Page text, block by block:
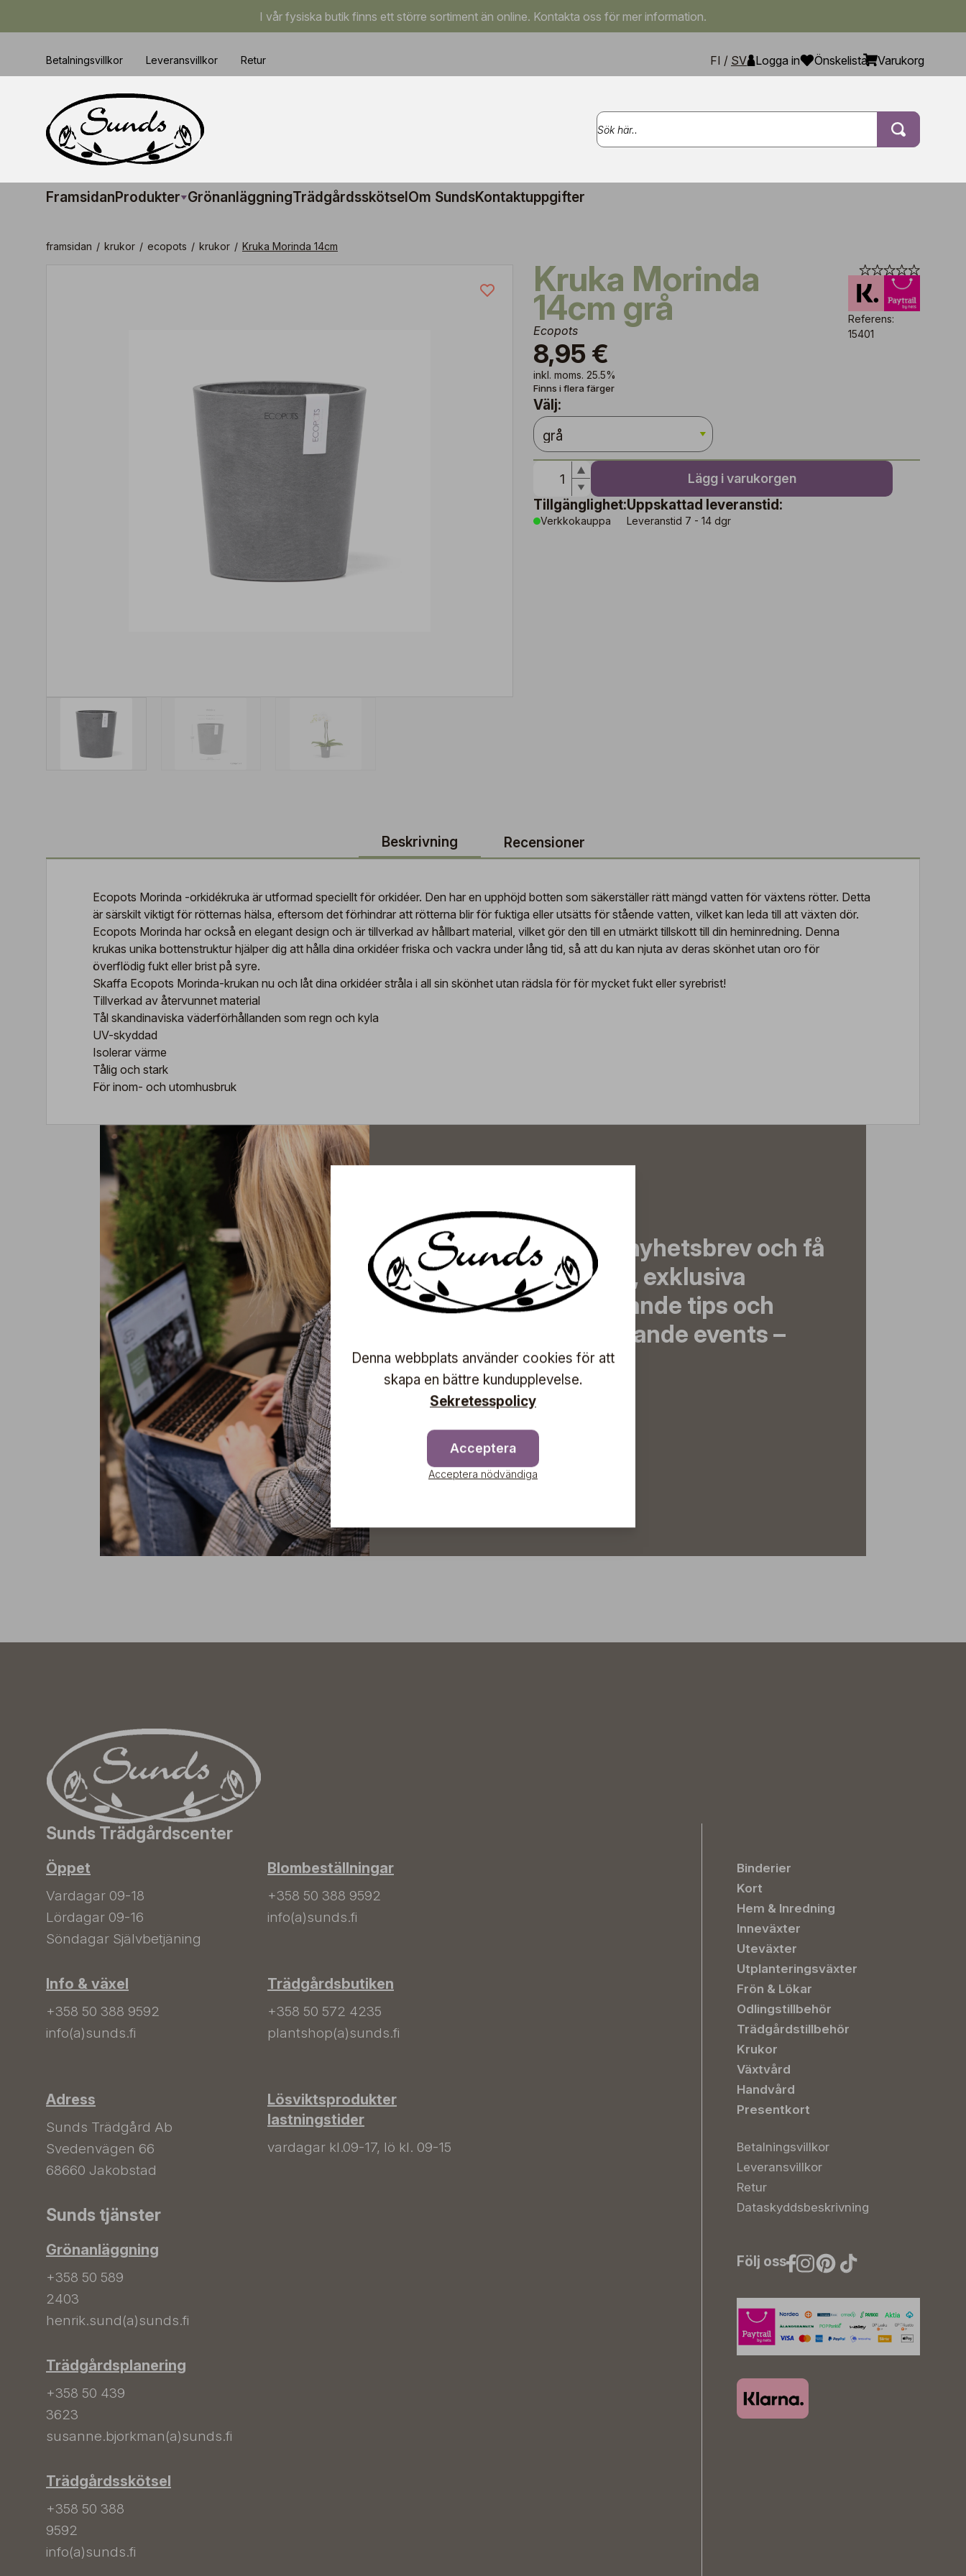
I vår fysiska butik finns ett större sortiment än online. Kontakta oss för mer information.
Betalningsvillkor Leveransvillkor Retur FI / SV Logga in Önskelista Varukorg
FramsidanProdukter GrönanläggningTrädgårdsskötsel Om SundsKontaktuppgifter
framsidan / krukor / ecopots / krukor / Kruka Morinda 14cm
Kruka Morinda
14cm grå
Ecopots
8,95 €
inkl. moms. 25.5%
Referens:
15401
Finns i flera färger
Välj:
Lägg i varukorgen
Tillgänglighet:
Verkkokauppa
Uppskattad leveranstid:
Leveranstid 7 - 14 dgr
Beskrivning Recensioner
Ecopots Morinda -orkidékruka är utformad speciellt för orkidéer. Den har en upphöjd botten som säkerställer rätt mängd vatten för växtens rötter. Detta
är särskilt viktigt för rötternas hälsa, eftersom det förhindrar att rötterna blir för fuktiga eller utsätts för stående vatten, vilket kan leda till att växten dör.
Ecopots Morinda har också en elegant design och är tillverkad av hållbart material, vilket gör den till en utmärkt tillskott till din heminredning. Denna
krukas unika bottenstruktur hjälper dig att hålla dina orkidéer friska och vackra under lång tid, så att du kan njuta av deras skönhet utan oro för
överflödig fukt eller brist på syre.
Skaffa Ecopots Morinda-krukan nu och låt dina orkidéer stråla i all sin skönhet utan rädsla för för mycket fukt eller syrebrist!
Tillverkad av återvunnet material
Tål skandinaviska väderförhållanden som regn och kyla
UV-skyddad
Isolerar värme
Tålig och stark
För inom- och utomhusbruk
Prenumerera på vårt nyhetsbrev och få
de senaste nyheterna, exklusiva
erbjudanden, inspirerande tips och
information om kommande events –
direkt till din inkorg!
Prenumerera
Sunds Trädgårdscenter
Öppet
Vardagar 09-18
Lördagar 09-16
Söndagar Självbetjäning
Info & växel
+358 50 388 9592
info(a)sunds.fi
Adress
Sunds Trädgård Ab
Svedenvägen 66
68660 Jakobstad
Blombeställningar
+358 50 388 9592
info(a)sunds.fi
Trädgårdsbutiken
+358 50 572 4235
plantshop(a)sunds.fi
Lösviktsprodukter
lastningstider
vardagar kl.09-17, lö kl. 09-15
Sunds tjänster
Grönanläggning
+358 50 589
2403
henrik.sund(a)sunds.fi
Trädgårdsplanering
+358 50 439
3623
susanne.bjorkman(a)sunds.fi
Trädgårdsskötsel
+358 50 388
9592
info(a)sunds.fi
Binderier
Kort
Hem & Inredning
Inneväxter
Uteväxter
Utplanteringsväxter
Frön & Lökar
Odlingstillbehör
Trädgårdstillbehör
Krukor
Växtvård
Handvård
Presentkort
Betalningsvillkor
Leveransvillkor
Retur
Dataskyddsbeskrivning
Följ oss
Denna webbplats använder cookies för att
skapa en bättre kundupplevelse.
Sekretesspolicy
Acceptera
Acceptera nödvändiga